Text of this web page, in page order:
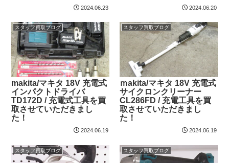
2024.06.23 2024.06.20
スタッフ買取ブログ
makita/マキタ 18V 充電式
インパクトドライバ
TD172D / 充電式工具を買
取させていただきまし
た！
2024.06.19
スタッフ買取ブログ
ｍakita/マキタ 18V 充電式
サイクロンクリーナー
CL286FD / 充電工具を買
取させていただきまし
た！
2024.06.19
スタッフ買取ブログ スタッフ買取ブログ